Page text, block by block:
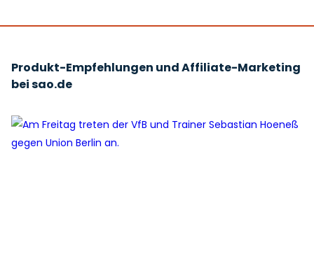
Produkt-Empfehlungen und Affiliate-Marketing
bei sao.de